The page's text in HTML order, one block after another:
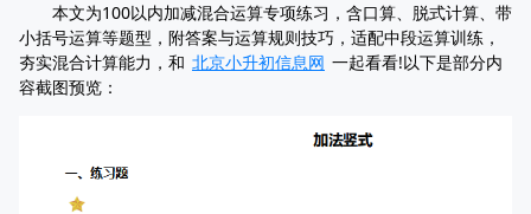
本文为100以内加减混合运算专项练习，含口算、脱式计算、带
小括号运算等题型，附答案与运算规则技巧，适配中段运算训练，
夯实混合计算能力，和 北京小升初信息网 一起看看!以下是部分内
容截图预览：